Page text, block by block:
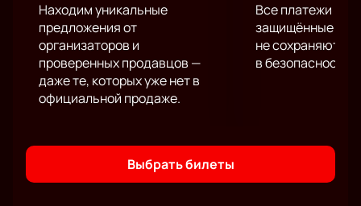
Находим уникальные
предложения от
организаторов и
проверенных продавцов —
даже те, которых уже нет в
официальной продаже.
Все платежи
защищённые
не сохраняются
в безопасности.
Выбрать билеты